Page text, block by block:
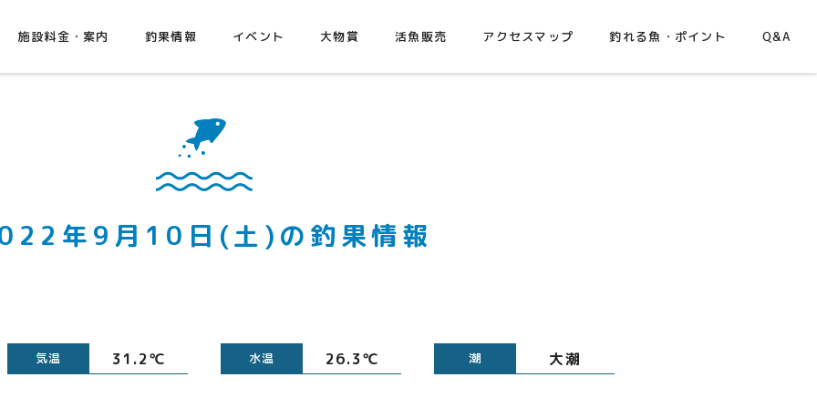
施設料金・案内 釣果情報 イベント 大物賞 活魚販売 アクセスマップ 釣れる魚・ポイント Q&A
年9月10日(土)の釣果情報
気温 31.2℃ 水温 26.3℃ 潮 大潮